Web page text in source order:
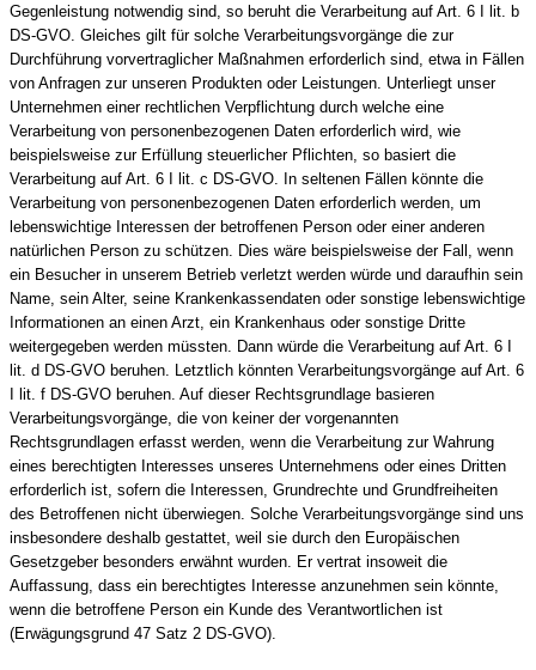
Gegenleistung notwendig sind, so beruht die Verarbeitung auf Art. 6 I lit. b
DS-GVO. Gleiches gilt für solche Verarbeitungsvorgänge die zur
Durchführung vorvertraglicher Maßnahmen erforderlich sind, etwa in Fällen
von Anfragen zur unseren Produkten oder Leistungen. Unterliegt unser
Unternehmen einer rechtlichen Verpflichtung durch welche eine
Verarbeitung von personenbezogenen Daten erforderlich wird, wie
beispielsweise zur Erfüllung steuerlicher Pflichten, so basiert die
Verarbeitung auf Art. 6 I lit. c DS-GVO. In seltenen Fällen könnte die
Verarbeitung von personenbezogenen Daten erforderlich werden, um
lebenswichtige Interessen der betroffenen Person oder einer anderen
natürlichen Person zu schützen. Dies wäre beispielsweise der Fall, wenn
ein Besucher in unserem Betrieb verletzt werden würde und daraufhin sein
Name, sein Alter, seine Krankenkassendaten oder sonstige lebenswichtige
Informationen an einen Arzt, ein Krankenhaus oder sonstige Dritte
weitergegeben werden müssten. Dann würde die Verarbeitung auf Art. 6 I
lit. d DS-GVO beruhen. Letztlich könnten Verarbeitungsvorgänge auf Art. 6
I lit. f DS-GVO beruhen. Auf dieser Rechtsgrundlage basieren
Verarbeitungsvorgänge, die von keiner der vorgenannten
Rechtsgrundlagen erfasst werden, wenn die Verarbeitung zur Wahrung
eines berechtigten Interesses unseres Unternehmens oder eines Dritten
erforderlich ist, sofern die Interessen, Grundrechte und Grundfreiheiten
des Betroffenen nicht überwiegen. Solche Verarbeitungsvorgänge sind uns
insbesondere deshalb gestattet, weil sie durch den Europäischen
Gesetzgeber besonders erwähnt wurden. Er vertrat insoweit die
Auffassung, dass ein berechtigtes Interesse anzunehmen sein könnte,
wenn die betroffene Person ein Kunde des Verantwortlichen ist
(Erwägungsgrund 47 Satz 2 DS-GVO).